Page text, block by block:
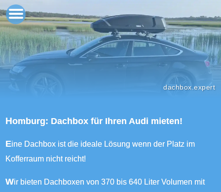
dachbox.expert
Homburg: Dachbox für Ihren Audi mieten!
Eine Dachbox ist die ideale Lösung wenn der Platz im
Kofferraum nicht reicht!
Wir bieten Dachboxen von 370 bis 640 Liter Volumen mit